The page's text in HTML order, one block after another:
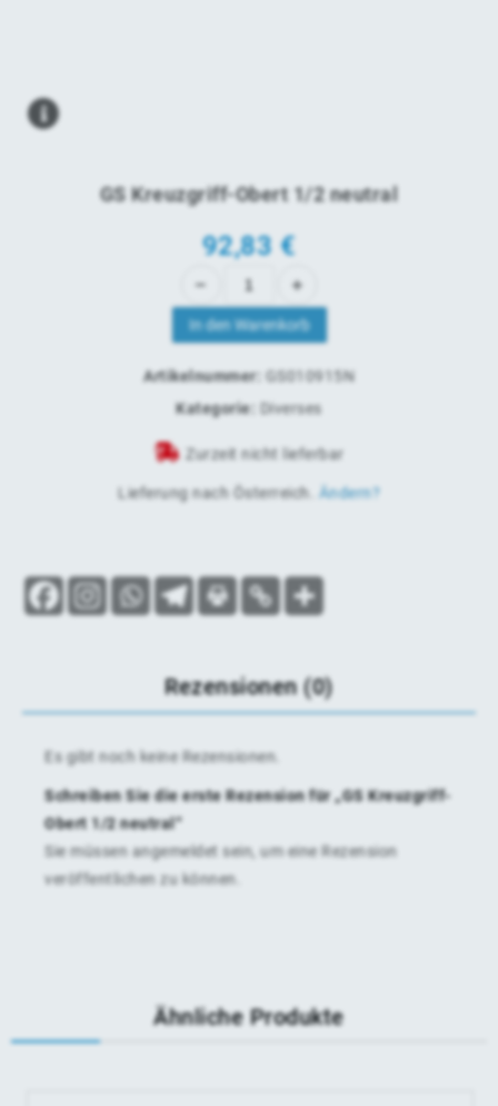
GS Kreuzgriff-Obert 1/2 neutral
92,83€
In den Warenkorb
Artikelnummer:
GS010915N
Kategorie:
Diverses
Zurzeit nicht lieferbar
Lieferung nach Österreich Ändern?
Rezensionen (0)
Es gibt noch keine Rezensionen.
Schreiben Sie die erste Rezension für „GS Kreuzgriff-
Obert 1/2 neutral“
Sie müssen angemeldet sein, um eine Rezension
veröffentlichen zu können.
Ähnliche Produkte